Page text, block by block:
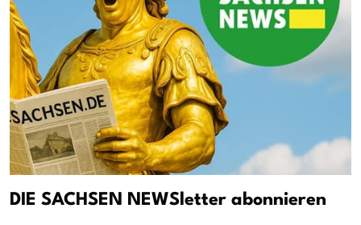
DIE SACHSEN NEWSletter abonnieren